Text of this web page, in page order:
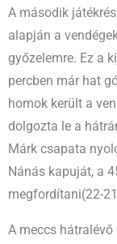
A második
alapján a
győzelemre. Ez a
percben már hat
homok került a
dolgozta le a
Márk csapata
Nánás kapuját, a
megfordítani(22-
A meccs